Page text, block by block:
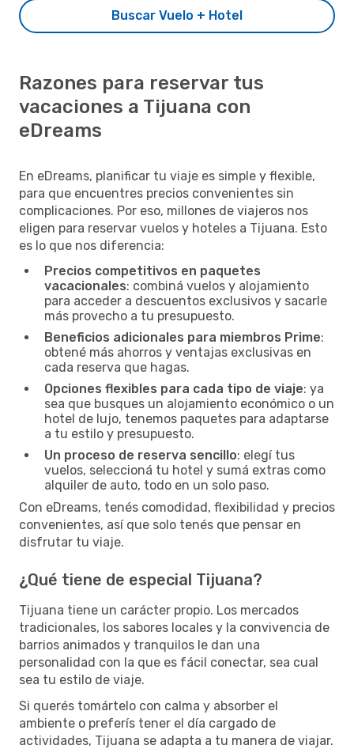
Buscar Vuelo + Hotel
Razones para reservar tus
vacaciones a Tijuana con
eDreams
En eDreams, planificar tu viaje es simple y flexible,
para que encuentres precios convenientes sin
complicaciones. Por eso, millones de viajeros nos
eligen para reservar vuelos y hoteles a Tijuana. Esto
es lo que nos diferencia:
Precios competitivos en paquetes
vacacionales: combiná vuelos y alojamiento
para acceder a descuentos exclusivos y sacarle
más provecho a tu presupuesto.
Beneficios adicionales para miembros Prime:
obtené más ahorros y ventajas exclusivas en
cada reserva que hagas.
Opciones flexibles para cada tipo de viaje: ya
sea que busques un alojamiento económico o un
hotel de lujo, tenemos paquetes para adaptarse
a tu estilo y presupuesto.
Un proceso de reserva sencillo: elegí tus
vuelos, seleccioná tu hotel y sumá extras como
alquiler de auto, todo en un solo paso.
Con eDreams, tenés comodidad, flexibilidad y precios
convenientes, así que solo tenés que pensar en
disfrutar tu viaje.
¿Qué tiene de especial Tijuana?
Tijuana tiene un carácter propio. Los mercados
tradicionales, los sabores locales y la convivencia de
barrios animados y tranquilos le dan una
personalidad con la que es fácil conectar, sea cual
sea tu estilo de viaje.
Si querés tomártelo con calma y absorber el
ambiente o preferís tener el día cargado de
actividades, Tijuana se adapta a tu manera de viajar.